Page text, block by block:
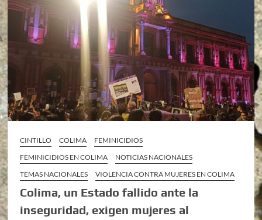
CINTILLO COLIMA
FEMINICIDIOS
FEMINICIDIOS EN COLIMA
NOTICIAS NACIONALES
TEMAS NACIONALES
VIOLENCIA CONTRA MUJERES EN COLIMA
Colima, un Estado fallido ante la
inseguridad, exigen mujeres al